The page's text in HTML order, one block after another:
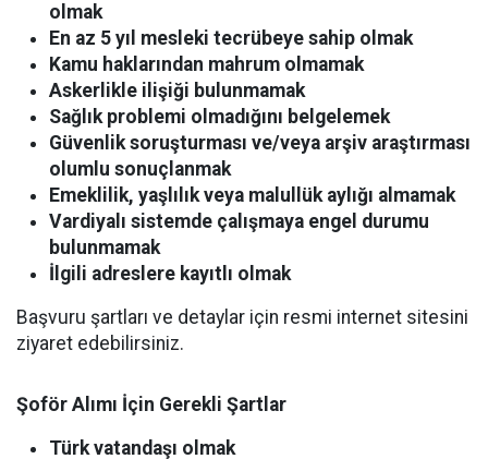
olmak
En az 5 yıl mesleki tecrübeye sahip olmak
Kamu haklarından mahrum olmamak
Askerlikle ilişiği bulunmamak
Sağlık problemi olmadığını belgelemek
Güvenlik soruşturması ve/veya arşiv araştırması
olumlu sonuçlanmak
Emeklilik, yaşlılık veya malullük aylığı almamak
Vardiyalı sistemde çalışmaya engel durumu
bulunmamak
İlgili adreslere kayıtlı olmak
Başvuru şartları ve detaylar için resmi internet sitesini
ziyaret edebilirsiniz.
Şoför Alımı İçin Gerekli Şartlar
Türk vatandaşı olmak